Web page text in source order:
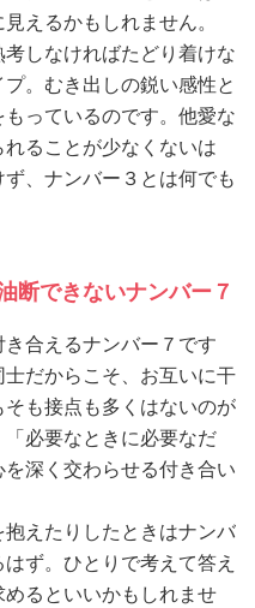
えるかもしれません。
しなければたどり着けな
。むき出しの鋭い感性と
っているのです。他愛な
ることが少なくないは
、ナンバー３とは何でも
断できないナンバー７
合えるナンバー７です
だからこそ、お互いに干
も接点も多くはないのが
必要なときに必要なだ
深く交わらせる付き合い
えたりしたときはナンバ
ず。ひとりで考えて答え
るといいかもしれませ